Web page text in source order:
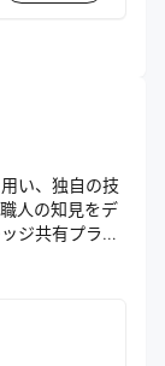
い、独自の技
人の知見をデ
ジ共有プラッ
ら実務定着ま
製造業の未来